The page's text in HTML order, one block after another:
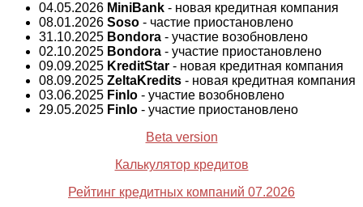
04.05.2026 MiniBank - новая кредитная компания
08.01.2026 Soso - частие приостановлено
31.10.2025 Bondora - участие возобновлено
02.10.2025 Bondora - участие приостановлено
09.09.2025 KreditStar - новая кредитная компания
08.09.2025 ZeltaKredits - новая кредитная компания
03.06.2025 Finlo - участие возобновлено
29.05.2025 Finlo - участие приостановлено
Beta version
Калькулятор кредитов
Рейтинг кредитных компаний 07.2026